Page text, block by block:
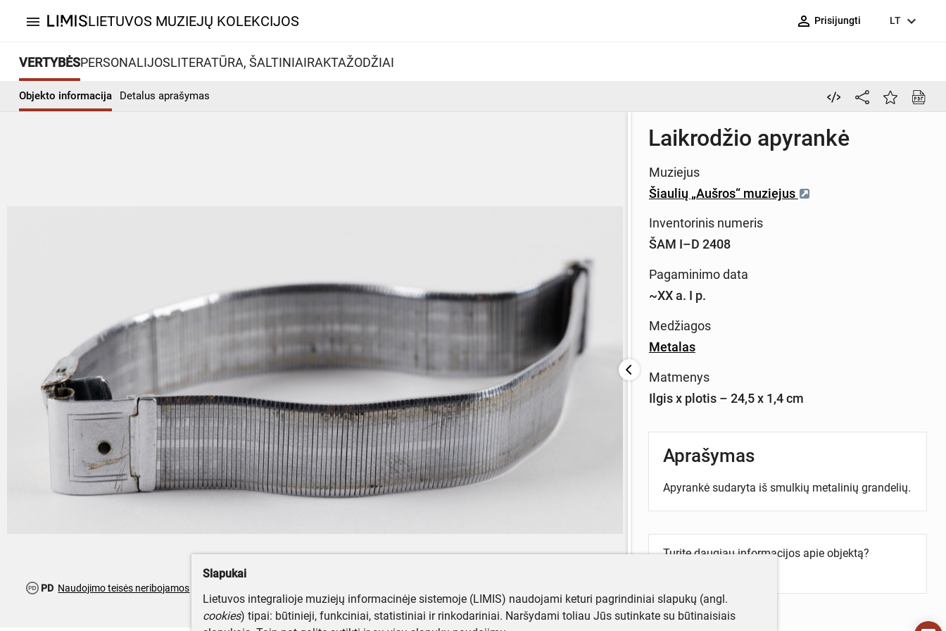
menu LIETUVOS MUZIEJŲ KOLEKCIJOS person_outline Prisijungti LT expand_more
VERTYBĖSPERSONALIJOSLITERATŪRA, ŠALTINIAIRAKTAŽODŽIAI
Objekto informacija Detalus aprašymas
PD Naudojimo teisės neribojamos
Laikrodžio apyrankė
Muziejus
Šiaulių „Aušros“ muziejus
Inventorinis numeris
ŠAM I–D 2408
Pagaminimo data
~XX a. I p.
Medžiagos
Metalas
Matmenys
Ilgis x plotis – 24,5 x 1,4 cm
Aprašymas
Apyrankė sudaryta iš smulkių metalinių grandelių.
Turite daugiau informacijos apie objektą?
Slapukai
Lietuvos integralioje muziejų informacinėje sistemoje (LIMIS) naudojami keturi pagrindiniai slapukų (angl.
cookies) tipai: būtinieji, funkciniai, statistiniai ir rinkodariniai. Naršydami toliau Jūs sutinkate su būtinaisiais